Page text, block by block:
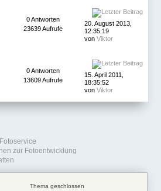
0 Antworten
23639 Aufrufe
20. August 2013,
12:35:19
von Viktor
0 Antworten
13609 Aufrufe
15. April 2011,
18:35:52
von Viktor
zur Fotoentwicklung
Thema geschlossen